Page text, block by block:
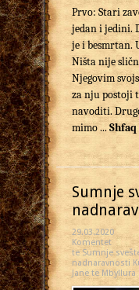
Prvo: Stari
jedan i jedini.
je i besmrtan.
Ništa nije
Njegovim
za nju postoji
navoditi.
mimo ...Shfaq
Sumnje
29.03.2020
Komentet
te Sumnje
nadnaravnosti
Janë të Mbyllura